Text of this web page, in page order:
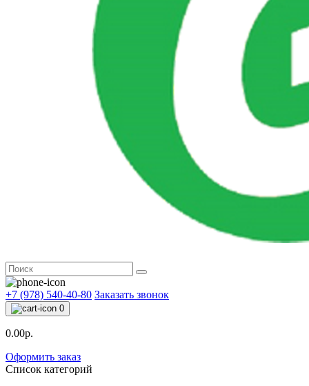
+7 (978) 540-40-80 Заказать звонок
0
0.00р.
Оформить заказ
Список категорий